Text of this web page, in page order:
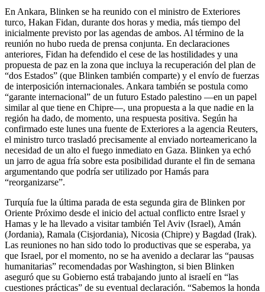
En Ankara, Blinken se ha reunido con el ministro de Exteriores
turco, Hakan Fidan, durante dos horas y media, más tiempo del
inicialmente previsto por las agendas de ambos. Al término de la
reunión no hubo rueda de prensa conjunta. En declaraciones
anteriores, Fidan ha defendido el cese de las hostilidades y una
propuesta de paz en la zona que incluya la recuperación del plan de
“dos Estados” (que Blinken también comparte) y el envío de fuerzas
de interposición internacionales. Ankara también se postula como
“garante internacional” de un futuro Estado palestino ―en un papel
similar al que tiene en Chipre―, una propuesta a la que nadie en la
región ha dado, de momento, una respuesta positiva. Según ha
confirmado este lunes una fuente de Exteriores a la agencia Reuters,
el ministro turco trasladó precisamente al enviado norteamericano la
necesidad de un alto el fuego inmediato en Gaza. Blinken ya echó
un jarro de agua fría sobre esta posibilidad durante el fin de semana
argumentando que podría ser utilizado por Hamás para
“reorganizarse”.
Turquía fue la última parada de esta segunda gira de Blinken por
Oriente Próximo desde el inicio del actual conflicto entre Israel y
Hamas y le ha llevado a visitar también Tel Aviv (Israel), Amán
(Jordania), Ramala (Cisjordania), Nicosia (Chipre) y Bagdad (Irak).
Las reuniones no han sido todo lo productivas que se esperaba, ya
que Israel, por el momento, no se ha avenido a declarar las “pausas
humanitarias” recomendadas por Washington, si bien Blinken
aseguró que su Gobierno está trabajando junto al israelí en “las
cuestiones prácticas” de su eventual declaración. “Sabemos la honda